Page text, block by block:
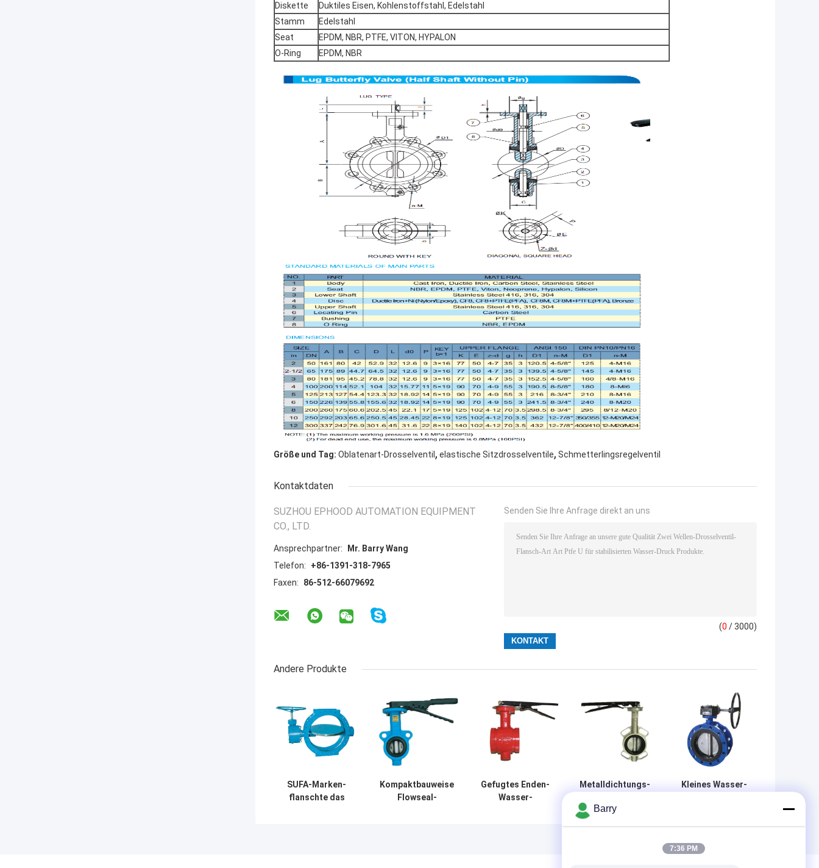
Diskette
Duktiles Eisen, Kohlenstoffstahl, Edelstahl
Stamm
Edelstahl
Seat
EPDM, NBR, PTFE, VITON, HYPALON
O-Ring
EPDM, NBR
Größe und Tag: Oblatenart-Drosselventil , elastische Sitzdrosselventile, Schmetterlingsregelventil
Kontaktdaten
SUZHOU EPHOOD AUTOMATION EQUIPMENT
CO., LTD.
Ansprechpartner:
Mr. Barry Wang
Telefon:
+86-1391-318-7965
Faxen:
86-512-66079692
Senden Sie Ihre Anfrage direkt an uns
(0 / 3000)
Andere Produkte
SUFA-Marken-
flanschte das
Kompaktbauweise
Flowseal-
Gefugtes Enden-
Wasser-
Metalldichtungs-
Schmetterlings-
Kleines Wasser-
Nylonroheisen
Barry
7:36 PM